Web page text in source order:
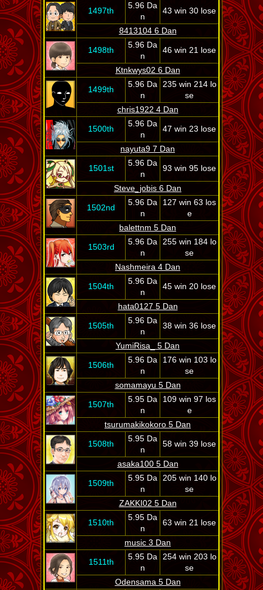
1497th
5.96 Da
n
43 win 30 lose
8413104 6 Dan
1498th
5.96 Da
n
46 win 21 lose
Ktnkwys02 6 Dan
1499th
5.96 Da
n
235 win 214 lo
se
chris1922 4 Dan
1500th
5.96 Da
n
47 win 23 lose
nayuta9 7 Dan
1501st
5.96 Da
n
93 win 95 lose
Steve_jobis 6 Dan
1502nd
5.96 Da
n
127 win 63 los
e
balettnm 5 Dan
1503rd
5.96 Da
n
255 win 184 lo
se
Nashmeira 4 Dan
1504th
5.96 Da
n
45 win 20 lose
hata0127 5 Dan
1505th
5.96 Da
n
38 win 36 lose
YumiRisa_ 5 Dan
1506th
5.96 Da
n
176 win 103 lo
se
somamayu 5 Dan
1507th
5.95 Da
n
109 win 97 los
e
tsurumakikokoro 5 Dan
1508th
5.95 Da
n
58 win 39 lose
asaka100 5 Dan
1509th
5.95 Da
n
205 win 140 lo
se
ZAKKI02 5 Dan
1510th
5.95 Da
n
63 win 21 lose
music 3 Dan
1511th
5.95 Da
n
254 win 203 lo
se
Odensama 5 Dan